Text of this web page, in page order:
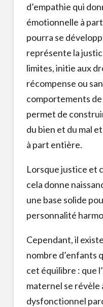
d’empathie qui
émotionnelle à
pourra se
représente la
limites, initie aux
récompense ou
comportements
permet de
du bien et du mal
à part entière.
Lorsque justice et
cela donne
une base solide
personnalité
Cependant, il
nombre d’enfants
cet équilibre : que
maternel se révèle
dysfonctionnel